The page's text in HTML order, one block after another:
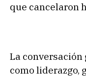
que cancelaron
La
como liderazgo,